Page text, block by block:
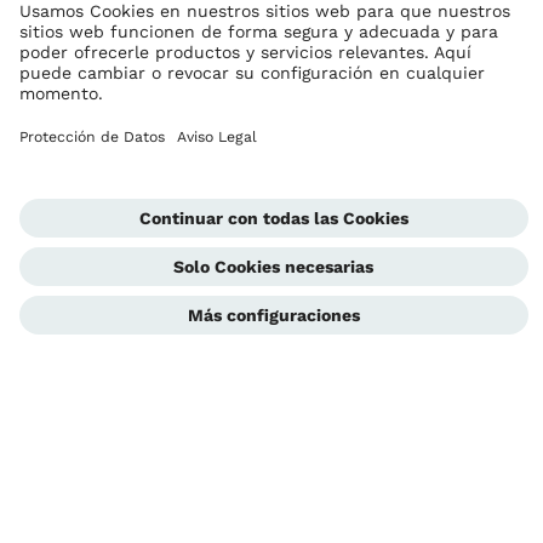
Los derechos de autor son propiedad de Ottobock
Configuración de cookies